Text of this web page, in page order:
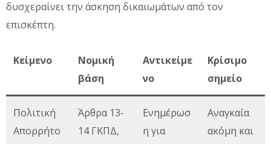
δυσχεραίνει την άσκηση δικαιωμάτων από τον
επισκέπτη.
Κείμενο
Νομική
βάση
Αντικείμε
νο
Κρίσιμο
σημείο
Πολιτική
Απορρήτο
Άρθρα 13-
14 ΓΚΠΔ,
Ενημέρωσ
η για
Αναγκαία
ακόμη και